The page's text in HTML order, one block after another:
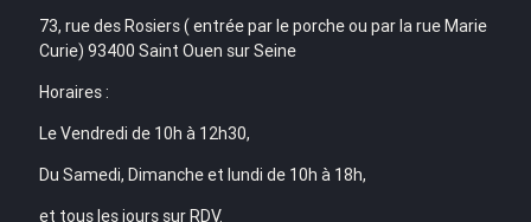
73, rue des Rosiers ( entrée par le porche ou par la rue Marie
Curie) 93400 Saint Ouen sur Seine
Horaires :
Le Vendredi de 10h à 12h30,
Du Samedi, Dimanche et lundi de 10h à 18h,
et tous les jours sur RDV.